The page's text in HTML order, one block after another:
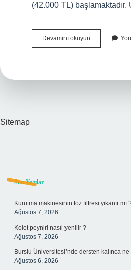
(42.000 TL)
Devamını okuyun
Gitmek
Sitemap
Sidebar
Son Yazılar
Kurutma makinesinin toz filtresi yıkanır mı
Ağustos 7, 2026
Kolot peyniri nasıl yenilir ?
Ağustos 7, 2026
Burslu Üniversitesi’nde dersten kalınca
Ağustos 6, 2026